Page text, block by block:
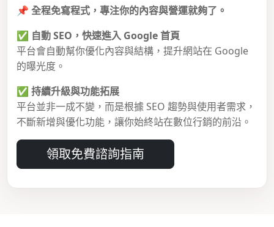
📌 全程免寫程式，專注你的內容與營運就夠了。
✅ 自動 SEO，快速進入 Google 首頁
平台會自動幫你優化內容與結構，提升網站在 Google
的曝光度。
✅ 持續升級與功能拓展
平台並非一成不變，而是根據 SEO 趨勢與使用者需求，
不斷新增與優化功能，讓你始終站在數位行銷的前沿。
領取免費諮詢指南